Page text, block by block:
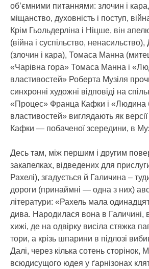
об’ємними питаннями: злочин і
міщанство, духовність і поступ,
Крім Гьольдерліна і Ніцше, він
(війна і суспільство, ненасильство),
(злочин і кара), Томаса Манна
«Чарівна гора» Томаса Манна і
властивостей» Роберта Музіля
синхронні художні відповіді на
«Процес» Франца Кафки і «Людина
властивостей» виглядають як версії
Кафки — побаченої зсередини, в
Десь там, між першим і другим
закапелках, відведених для
Рахелі), згадується й Галичина –
дороги (принаймні — одна з них)
літератури: «Рахель мала
дива. Народилася вона в Галичині, в
хижі, де на одвірку висіла стяжка
тори, а крізь шпарини в підлозі
Далі, через кілька сотень сторінок,
всюдисущого юдея у ґарнізонах